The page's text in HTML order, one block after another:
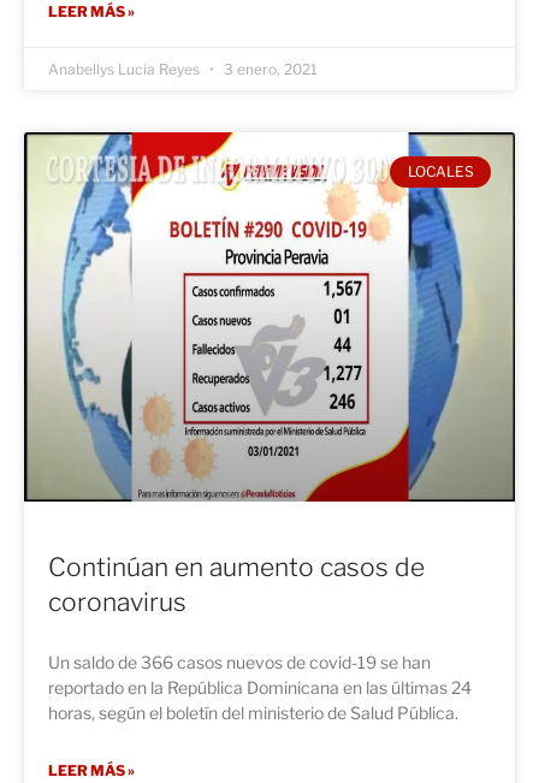
LEER MÁS »
Anabellys Lucia Reyes 3 enero, 2021
LOCALES
Continúan en aumento casos de
coronavirus
Un saldo de 366 casos nuevos de covid-19 se han
reportado en la República Dominicana en las últimas 24
horas, según el boletín del ministerio de Salud Pública.
LEER MÁS »